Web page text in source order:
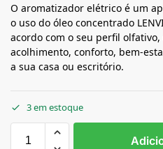
O aromatizador elétrico é um
o uso do óleo concentrado
acordo com o seu perfil
acolhimento, conforto, bem-
a sua casa ou escritório.
3 em estoque